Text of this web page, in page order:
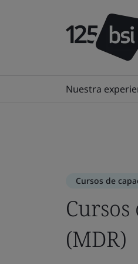
Nuestra
Cursos de
(MDR)